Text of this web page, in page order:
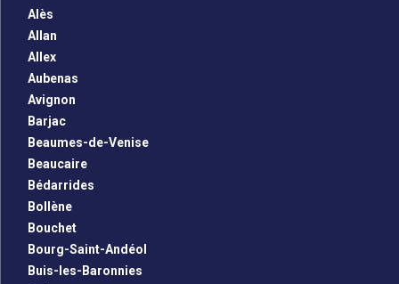
Alès
Allan
Allex
Aubenas
Avignon
Barjac
Beaumes-de-Venise
Beaucaire
Bédarrides
Bollène
Bouchet
Bourg-Saint-Andéol
Buis-les-Baronnies